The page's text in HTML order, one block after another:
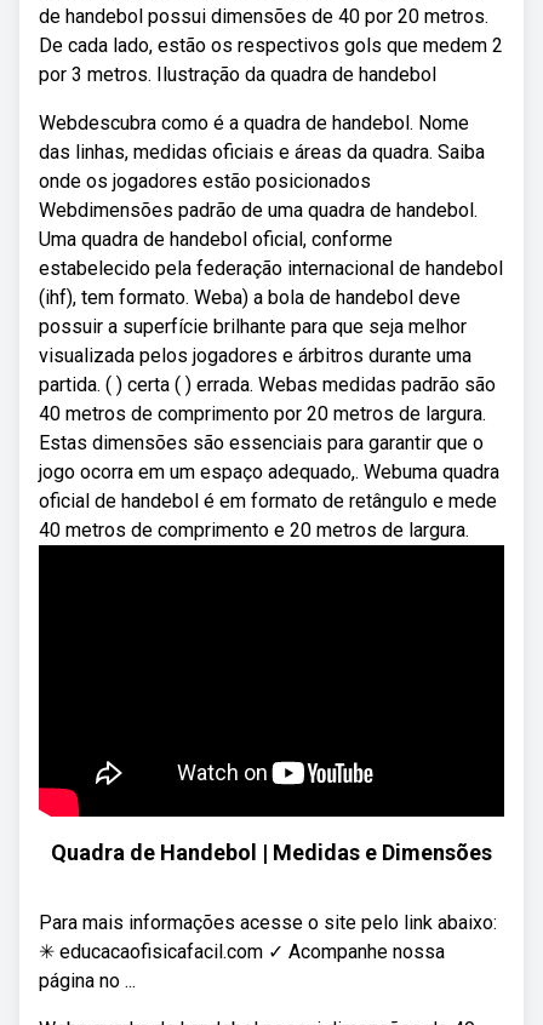
de handebol possui dimensões de 40 por 20 metros.
De cada lado, estão os respectivos gols que medem 2
por 3 metros. Ilustração da quadra de handebol
Webdescubra como é a quadra de handebol. Nome
das linhas, medidas oficiais e áreas da quadra. Saiba
onde os jogadores estão posicionados
Webdimensões padrão de uma quadra de handebol.
Uma quadra de handebol oficial, conforme
estabelecido pela federação internacional de handebol
(ihf), tem formato. Weba) a bola de handebol deve
possuir a superfície brilhante para que seja melhor
visualizada pelos jogadores e árbitros durante uma
partida. ( ) certa ( ) errada. Webas medidas padrão são
40 metros de comprimento por 20 metros de largura.
Estas dimensões são essenciais para garantir que o
jogo ocorra em um espaço adequado,. Webuma quadra
oficial de handebol é em formato de retângulo e mede
40 metros de comprimento e 20 metros de largura.
Quadra de Handebol | Medidas e Dimensões
Para mais informações acesse o site pelo link abaixo:
✳ educacaofisicafacil.com ✓ Acompanhe nossa
página no ...